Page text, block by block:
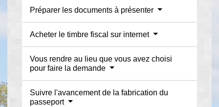
Préparer les documents à présenter
Acheter le timbre fiscal sur internet
Vous rendre au lieu que vous avez choisi
pour faire la demande
Suivre l'avancement de la fabrication du
passeport